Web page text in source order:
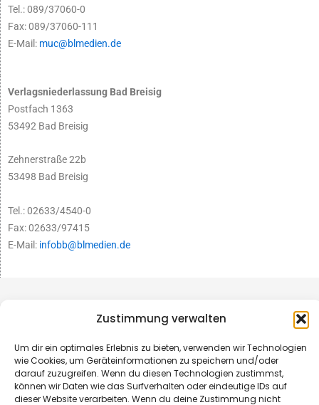
Zustimmung verwalten
Um dir ein optimales Erlebnis zu bieten, verwenden wir Technologien
wie Cookies, um Geräteinformationen zu speichern und/oder
darauf zuzugreifen. Wenn du diesen Technologien zustimmst,
können wir Daten wie das Surfverhalten oder eindeutige IDs auf
dieser Website verarbeiten. Wenn du deine Zustimmung nicht
Tel.: 089/37060-0
Fax: 089/37060-111
E-Mail: muc@blmedien.de
Verlagsniederlassung Bad Breisig
Postfach 1363
53492 Bad Breisig
Zehnerstraße 22b
53498 Bad Breisig
Tel.: 02633/4540-0
Fax: 02633/97415
E-Mail: infobb@blmedien.de